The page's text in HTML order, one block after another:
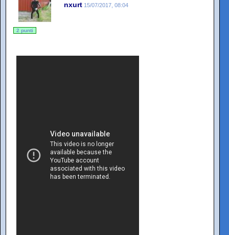
nxurt 15/07/2017, 08:04
2 punti